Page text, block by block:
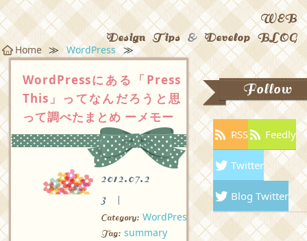
WEB
Design Tips & Develop BLOG
Home ≫ WordPress ≫
WordPressにある「Press
This」ってなんだろうと思
って調べたまとめ ーメモー
2012.07.2
3
Category: WordPress
Tag: summary
Follow
RSS Feedly
Twitter
Blog Twitter